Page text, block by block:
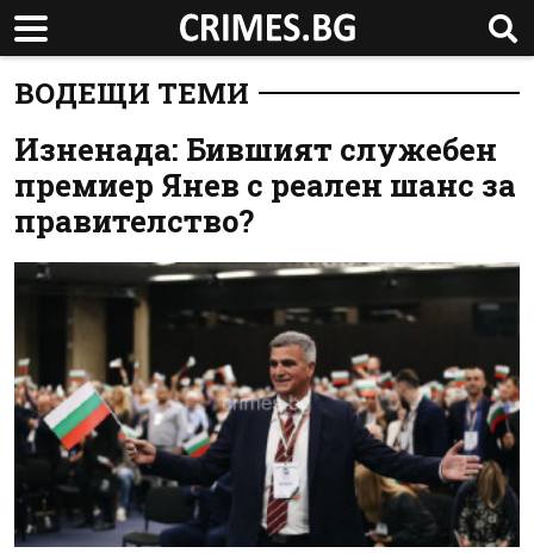
ВОДЕЩИ ТЕМИ
Изненада: Бившият служебен
премиер Янев с реален шанс за
правителство?